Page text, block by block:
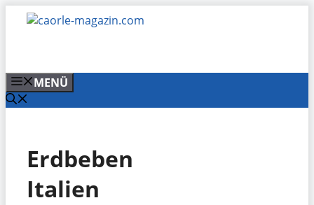
Zum
Inhalt
MENÜ
Erdbeben
Italien